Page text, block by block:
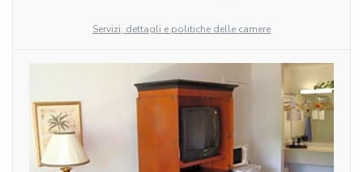
Servizi, dettagli e politiche delle camere